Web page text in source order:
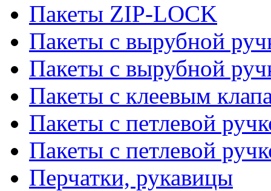
Пакеты ZIP-LOCK
Пакеты с вырубной
Пакеты с вырубной
Пакеты с клеевым
Пакеты с петлевой
Пакеты с петлевой
Перчатки, рукавицы